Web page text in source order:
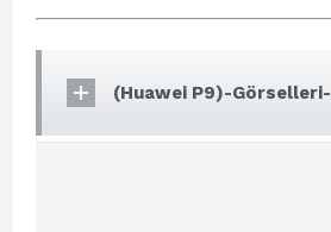
(Huawei P9)-Görselleri-